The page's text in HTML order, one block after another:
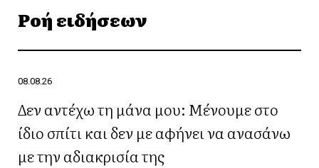
Ροή ειδήσεων
08.08.26
Δεν αντέχω τη μάνα μου: Μένουμε στο
ίδιο σπίτι και δεν με αφήνει να ανασάνω
με την αδιακρισία της